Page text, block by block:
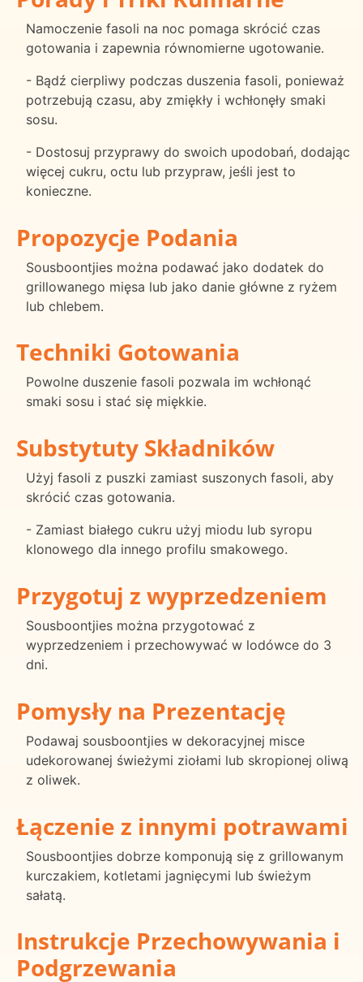
Namoczenie fasoli na noc pomaga skrócić czas
gotowania i zapewnia równomierne ugotowanie.
- Bądź cierpliwy podczas duszenia fasoli, ponieważ
potrzebują czasu, aby zmiękły i wchłonęły smaki
sosu.
- Dostosuj przyprawy do swoich upodobań, dodając
więcej cukru, octu lub przypraw, jeśli jest to
konieczne.
Propozycje Podania
Sousboontjies można podawać jako dodatek do
grillowanego mięsa lub jako danie główne z ryżem
lub chlebem.
Techniki Gotowania
Powolne duszenie fasoli pozwala im wchłonąć
smaki sosu i stać się miękkie.
Substytuty Składników
Użyj fasoli z puszki zamiast suszonych fasoli, aby
skrócić czas gotowania.
- Zamiast białego cukru użyj miodu lub syropu
klonowego dla innego profilu smakowego.
Przygotuj z wyprzedzeniem
Sousboontjies można przygotować z
wyprzedzeniem i przechowywać w lodówce do 3
dni.
Pomysły na Prezentację
Podawaj sousboontjies w dekoracyjnej misce
udekorowanej świeżymi ziołami lub skropionej oliwą
z oliwek.
Łączenie z innymi potrawami
Sousboontjies dobrze komponują się z grillowanym
kurczakiem, kotletami jagnięcymi lub świeżym
sałatą.
Instrukcje Przechowywania i
Podgrzewania